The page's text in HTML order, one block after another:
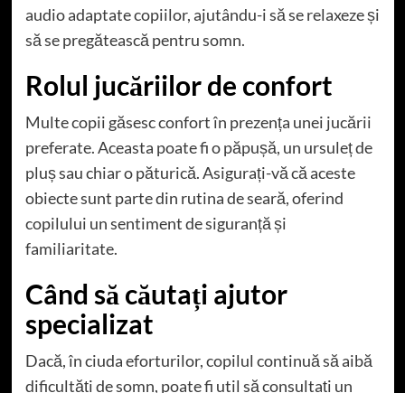
audio adaptate copiilor, ajutându-i să se relaxeze și
să se pregătească pentru somn.
Rolul jucăriilor de confort
Multe copii găsesc confort în prezența unei jucării
preferate. Aceasta poate fi o păpușă, un ursuleț de
pluș sau chiar o păturică. Asigurați-vă că aceste
obiecte sunt parte din rutina de seară, oferind
copilului un sentiment de siguranță și
familiaritate.
Când să căutați ajutor
specializat
Dacă, în ciuda eforturilor, copilul continuă să aibă
dificultăți de somn, poate fi util să consultați un